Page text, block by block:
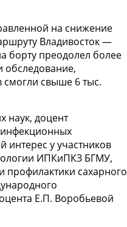
на снижение
Владивосток —
борту преодолел более
обследование,
свыше 6 тыс.
наук, доцент
у участников
ИПКиПКЗ БГМУ,
сахарного
Е.П. Воробьевой